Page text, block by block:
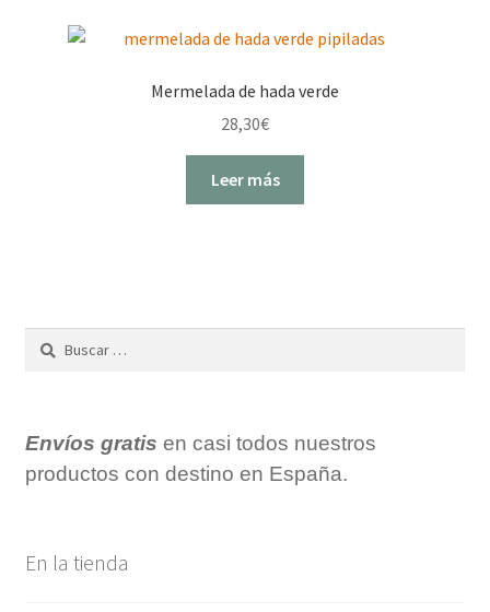
Mermelada de hada verde
28,30€
Leer más
Buscar:
Envíos gratis en casi todos nuestros
productos con destino en España.
En la tienda